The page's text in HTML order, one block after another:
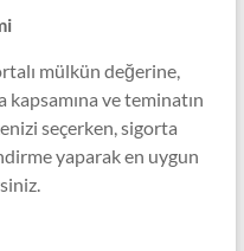
mülkün değerine,
ve teminatın
seçerken, sigorta
yaparak en uygun